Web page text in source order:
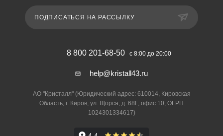
ПОДПИСАТЬСЯ НА РАССЫЛКУ
8 800 201-68-50 с 8:00 до 20:00
help@kristall43.ru
АО "Кристалл" (Юридический адрес: 610014, Кировская
Область, г. Киров, ул. Щорса, д. 68Г, офис 10, ОГРН
1024301334617)